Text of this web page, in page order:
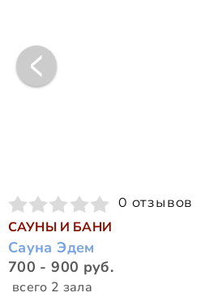
0 отзывов
САУНЫ И БАНИ
Сауна Эдем
700 - 900 руб.
всего 2 зала